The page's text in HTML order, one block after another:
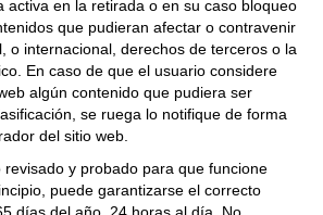
activa en la retirada o en su caso bloqueo
que pudieran afectar o contravenir
o internacional, derechos de terceros o la
En caso de que el usuario considere
algún contenido que pudiera ser
se ruega lo notifique de forma
del sitio web.
revisado y probado para que funcione
puede garantizarse el correcto